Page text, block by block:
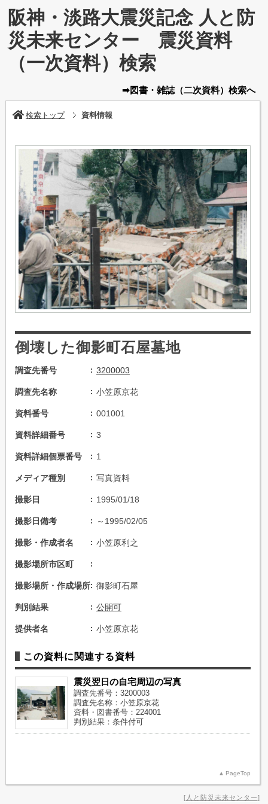
阪神・淡路大震災記念 人と防
災未来センター 震災資料
（一次資料）検索
➡図書・雑誌（二次資料） 検索へ
検索トップ 資料情報
倒壊した御影町石屋墓地
調査先番号 3200003
調査先名称 小笠原京花
資料番号 001001
資料詳細番号 3
資料詳細個票番号 1
メディア種別 写真資料
撮影日 1995/01/18
撮影日備考 ～1995/02/05
撮影・作成者名 小笠原利之
撮影場所市区町
撮影場所・作成場所 御影町石屋
判別結果 公開可
提供者名 小笠原京花
この資料に関連する資料
震災翌日の自宅周辺の写真
調査先番号：3200003
調査先名称：小笠原京花
資料・図書番号：224001
判別結果：条件付可
PageTop
人と防災未来センター